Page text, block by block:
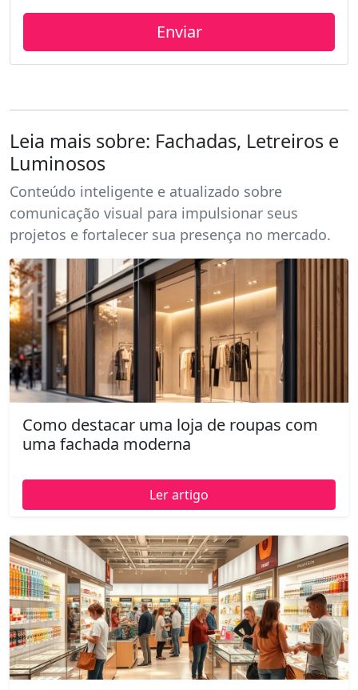
Leia mais sobre: Fachadas, Letreiros e
Luminosos
Conteúdo inteligente e atualizado sobre
comunicação visual para impulsionar seus
projetos e fortalecer sua presença no mercado.
Como destacar uma loja de roupas com
uma fachada moderna
Ler artigo